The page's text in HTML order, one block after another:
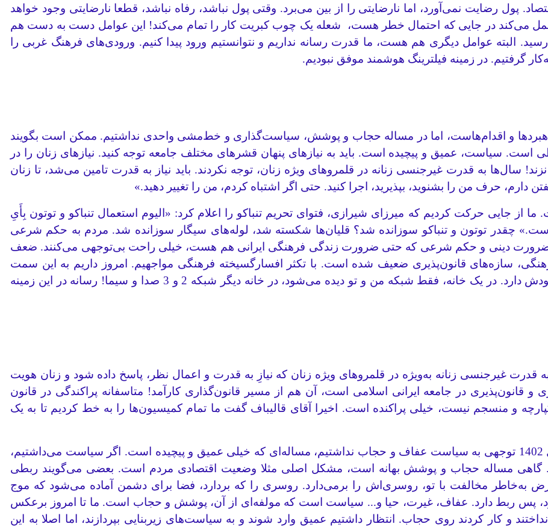
پول رضایت نمی‌آورد، اما نارضایتی را از بین می‌برد. وقتی پول نباشد، رفاه نباشد، قطعا نارضایتی وجود خواهد
می‌کند در جایی که احتمال خطر هست، شعله یک چوب کبریت کار را تمام می‌کند! این عوامل دست به دست هم
رسید. البته عوامل دیگری هم هست، ما قدرت رسانه نداریم و نتوانستیم ورود پیدا کنیم. ورودی‌های فرهنگ غربی را
گرفتیم. در زمینه فیلترینگ هوشمند موفق نبودیم.
و اقدام‌هاست، اما در مساله حجاب و پوشش، سیاست‌گذاری و خط‌مشی واحدی نداشتیم. ممکن است بگویند
سیاست، عمیق‌ و پیچیده است. باید به نیازهای پنهان قشرهای مختلف جامعه توجه کنید. نیازهای زنان را در
سال‌ها به قدرت غیرجنسی زنانه در قلمروهای ویژه زنان، توجه نکردند. باید نیاز به قدرت تامین می‌شد، تا زنان
حرف من را بشنوید، بپذیرید، اجرا کنید. حتی اگر اشتباه کردم، من را تغییر دهید.»
از جایی حرکت کردیم که میرزای شیرازی، فتوای تحریم تنباکو را اعلام کرد: «الیوم استعمال تنباکو و توتون بِأَیِ
است.» چقدر توتون و تنباکو سوزانده شد؟ قلیان‌ها شکسته شد، لوله‌های سیگار سوزانده شد. مردم به حکم شرعی
یک ضرورت دینی و حکم شرعی که حتی ضرورت زندگی فرهنگی ایرانی هم هست، خیلی راحت بی‌توجهی می‌کنند. ضعف
سازه‌های قانون‌پذیری ضعیف شده است. با تکثر افسارگسیخته فرهنگی مواجهیم. امروز داریم به این سمت
می‌رویم که هر خانه‌ای یک سیستم فرهنگی برای خودش دارد. در یک خانه، فقط شبکه من و تو دیده می‌شود، در خانه دیگر شبکه‌ 2 و 3 صدا و سیما! رسانه در این زمینه
قدرت غیرجنسی زنانه به‌ویژه در قلمروهای ویژه زنان که نیازِ به قدرت و اعمال نظر، پاسخ داده شود و زنان هویت
و قانون‌پذیری در جامعه ایرانی اسلامی است، آن هم از مسیر قانون‌گذاری کارآمد! متاسفانه پراکندگی در قانون
و منسجم نیست، خیلی پراکنده است. اخیرا آقای قالیباف گفت ما تمام کمیسیون‌ها را به خط کردیم تا به یک
ما به اصل حجاب، عفاف و غیرت نپرداختیم؛ تا سال 1402 توجهی به سیاست عفاف و حجاب نداشتیم، مساله‌ای که خیلی عمیق و پیچیده است. اگر سیاست می‌داشتیم،
گاهی مساله حجاب و پوشش بهانه است، مشکل اصلی مثلا وضعیت اقتصادی مردم است. بعضی‌ می‌گویند ربطی
به‌خاطر مخالفت با تو، روسری‌اش را برمی‌دارد. روسری را که بردارد، فضا برای دشمن آماده می‌شود که موج
پس ربط دارد. عفاف، غیرت، حیا و... سیاست است که مولفه‌ای از آن، پوشش و حجاب است. ما تا امروز برعکس
و کار کردند روی حجاب. انتظار داشتیم عمیق وارد شوند و به سیاست‌های زیربنایی بپردازند، اما اصلا به این